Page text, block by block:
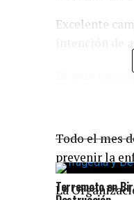
Excelente
Es muy
Todo el mes
prevenir la
La
Terremoto en